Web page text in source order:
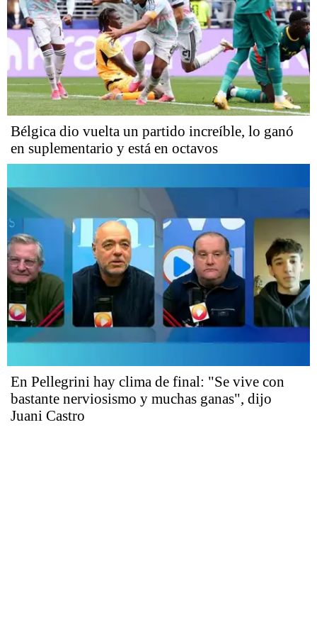
Bélgica dio vuelta un partido increíble, lo ganó
en suplementario y está en octavos
En Pellegrini hay clima de final: "Se vive con
bastante nerviosismo y muchas ganas", dijo
Juani Castro